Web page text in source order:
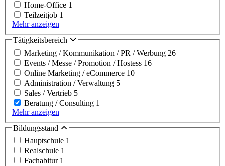
Home-Office 1
Teilzeitjob 1
Mehr anzeigen
Tätigkeitsbereich
Marketing / Kommunikation / PR / Werbung 26
Events / Messe / Promotion / Hostess 16
Online Marketing / eCommerce 10
Administration / Verwaltung 5
Sales / Vertrieb 5
Beratung / Consulting 1
Mehr anzeigen
Bildungsstand
Hauptschule 1
Realschule 1
Fachabitur 1